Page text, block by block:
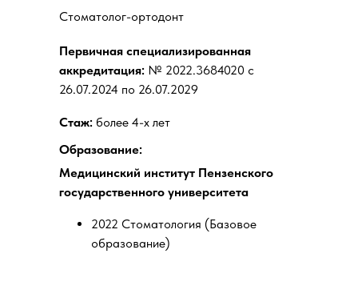
Стоматолог-ортодонт
Стаж: более 4-х лет
Первичная специализированная
аккредитация: № 2022.3684020 с
26.07.2024 по 26.07.2029
Образование:
Медицинский институт Пензенского
государственного университета
2022 Стоматология (Базовое
образование)